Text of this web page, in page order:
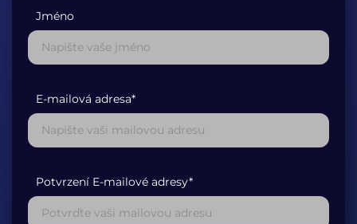
Jméno
E-mailová adresa*
Potvrzení E-mailové adresy*